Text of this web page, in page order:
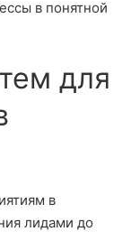
в понятной
для
в
лидами до